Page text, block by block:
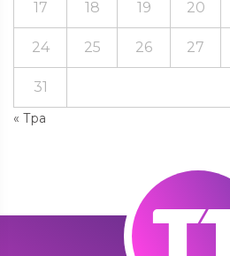
« Тра
17 18 19 20
24 25 26 27
31